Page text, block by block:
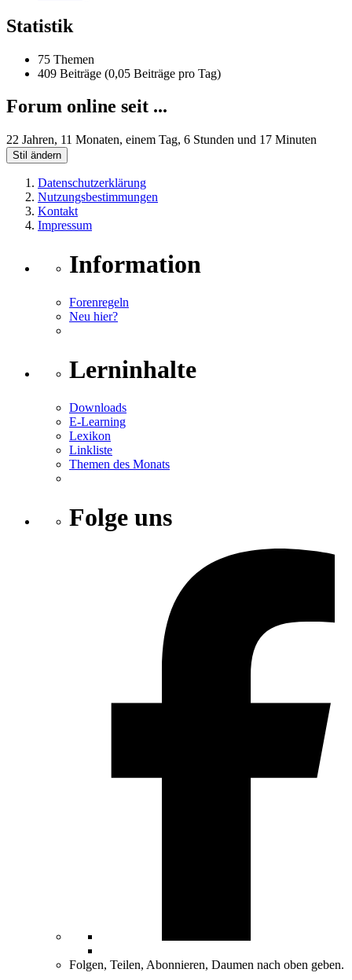
Statistik
75 Themen
409 Beiträge (0,05 Beiträge pro Tag)
Forum online seit ...
22 Jahren, 11 Monaten, einem Tag, 6 Stunden und 17 Minuten
Stil ändern
Datenschutzerklärung
Nutzungsbestimmungen
Kontakt
Impressum
Information
Forenregeln
Neu hier?
Lerninhalte
Downloads
E-Learning
Lexikon
Linkliste
Themen des Monats
Folge uns
Folgen, Teilen, Abonnieren, Daumen nach oben geben.